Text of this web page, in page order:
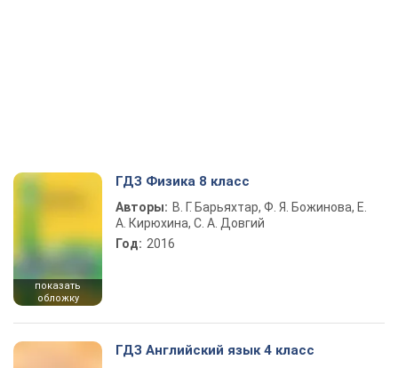
показать
обложку
ГДЗ Физика 8 класс
Авторы: В. Г. Барьяхтар, Ф. Я. Божинова, Е.
А. Кирюхина, С. А. Довгий
Год: 2016
ГДЗ Английский язык 4 класс